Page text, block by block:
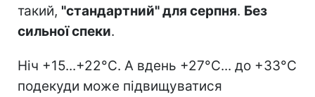
такий, "стандартний" для серпня. Без
сильної спеки.
Ніч +15...+22°C. А вдень +27°C... до +33°C
подекуди може підвищуватися